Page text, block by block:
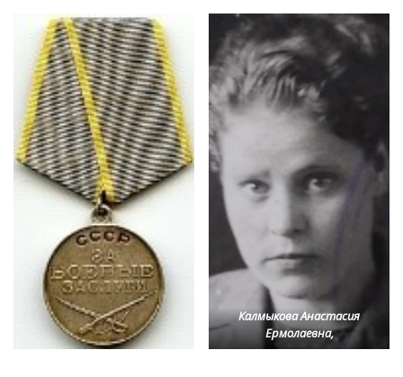
Калмыкова Анастасия
Ермолаевна,